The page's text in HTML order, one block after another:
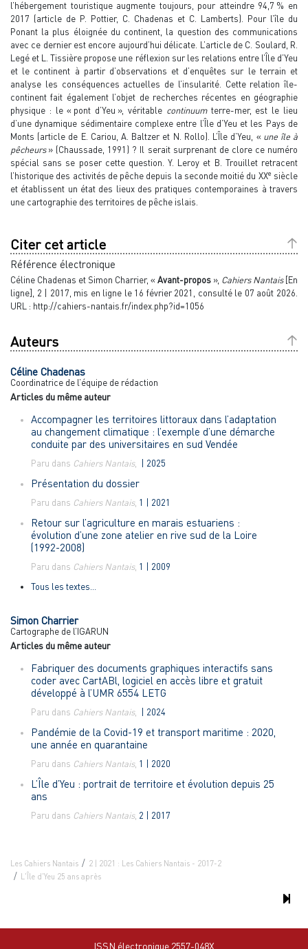
l’hébergement touristique augmente toujours, pour atteindre 94,7 % en
2017 (article de P. Pottier, C. Chadenas et C. Lamberts). Pour l’île du
Ponant la plus éloignée du continent, la question des communications
avec ce dernier est encore aujourd’hui délicate. L’article de C. Soulard, R.
Legé et L. Tissière propose une réflexion sur les relations entre l’Île d’Yeu
et le continent à partir d’observations et d’enquêtes sur le terrain et
analyse les conséquences actuelles de l’insularité. Cette relation île-
continent fait également l’objet de recherches récentes en géographie
physique : le « pont d’Yeu », véritable continuumterre-mer, est le lieu
d’une dynamique sédimentaire complexe entre l’Île d’Yeu et les Pays de
Monts (article de E. Cariou, A. Baltzer et N. Rollo). L’Île d’Yeu, « une île à
pêcheurs» (Chaussade, 1991) ? Il serait surprenant de clore ce numéro
spécial sans se poser cette question. Y. Leroy et B. Trouillet retracent
l’historique des activités de pêche depuis la seconde moitié du XXe siècle
et établissent un état des lieux des pratiques contemporaines à travers
une cartographie des territoires de pêche islais.
Citer cet article
Référence électronique
Céline Chadenas et Simon Charrier, « Avant-propos », Cahiers Nantais[En
ligne], 2 | 2017, mis en ligne le 16 février 2021, consulté le 07 août 2026.
URL : http://cahiers-nantais.fr/index.php?id=1056
Auteurs
Céline Chadenas
Coordinatrice de l’équipe de rédaction
Articles du même auteur
Accompagner les territoires littoraux dans l’adaptation
au changement climatique : l’exemple d’une démarche
conduite par des universitaires en sud Vendée
Paru dans Cahiers Nantais, | 2025
Présentation du dossier
Paru dans Cahiers Nantais, 1 | 2021
Retour sur l’agriculture en marais estuariens :
évolution d’une zone atelier en rive sud de la Loire
(1992-2008)
Paru dans Cahiers Nantais, 1 | 2009
Tous les textes...
Simon Charrier
Cartographe de l’IGARUN
Articles du même auteur
Fabriquer des documents graphiques interactifs sans
coder avec CartABl, logiciel en accès libre et gratuit
développé à l’UMR 6554 LETG
Paru dans Cahiers Nantais, | 2024
Pandémie de la Covid-19 et transport maritime : 2020,
une année en quarantaine
Paru dans Cahiers Nantais, 1 | 2020
L’Île d’Yeu : portrait de territoire et évolution depuis 25
ans
Paru dans Cahiers Nantais, 2 | 2017
Les Cahiers Nantais
2 | 2021 : Les Cahiers Nantais - 2017-2
L'Île d'Yeu 25 ans après
ISSN électronique 2557-048X